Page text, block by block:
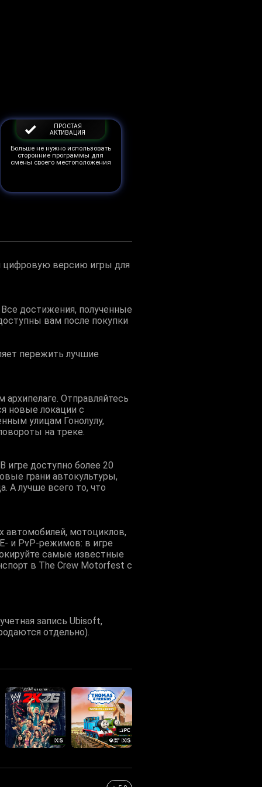
ПРОСТАЯ
АКТИВАЦИЯ
Больше не нужно использовать
сторонние программы для
смены своего местоположения
цифровую версию игры для
достижения, полученные
вам после покупки
пережить лучшие
Отправляйтесь
новые локации с
улицам Гонолулу,
на треке.
доступно более 20
грани автокультуры,
А лучше всего то, что
автомобилей, мотоциклов,
и PvP-режимов: в игре
самые известные
в The Crew Motorfest с
запись Ubisoft,
отдельно).